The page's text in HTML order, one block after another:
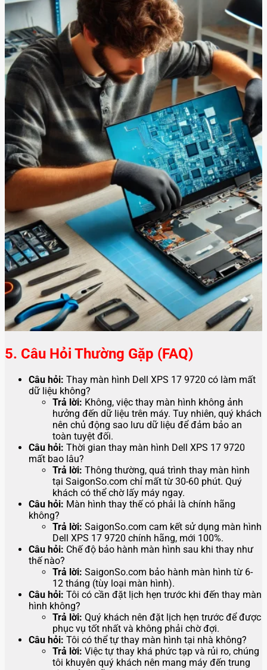
5. Câu Hỏi Thường Gặp (FAQ)
Câu hỏi: Thay màn hình Dell XPS 17 9720 có làm mất
dữ liệu không?
Trả lời: Không, việc thay màn hình không ảnh
hưởng đến dữ liệu trên máy. Tuy nhiên, quý khách
nên chủ động sao lưu dữ liệu để đảm bảo an
toàn tuyệt đối.
Câu hỏi: Thời gian thay màn hình Dell XPS 17 9720
mất bao lâu?
Trả lời: Thông thường, quá trình thay màn hình
tại SaigonSo.com chỉ mất từ 30-60 phút. Quý
khách có thể chờ lấy máy ngay.
Câu hỏi: Màn hình thay thế có phải là chính hãng
không?
Trả lời: SaigonSo.com cam kết sử dụng màn hình
Dell XPS 17 9720 chính hãng, mới 100%.
Câu hỏi: Chế độ bảo hành màn hình sau khi thay như
thế nào?
Trả lời: SaigonSo.com bảo hành màn hình từ 6-
12 tháng (tùy loại màn hình).
Câu hỏi: Tôi có cần đặt lịch hẹn trước khi đến thay màn
hình không?
Trả lời: Quý khách nên đặt lịch hẹn trước để được
phục vụ tốt nhất và không phải chờ đợi.
Câu hỏi: Tôi có thể tự thay màn hình tại nhà không?
Trả lời: Việc tự thay khá phức tạp và rủi ro, chúng
tôi khuyên quý khách nên mang máy đến trung